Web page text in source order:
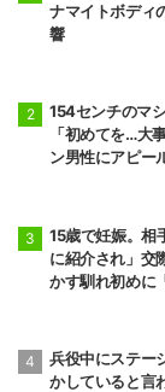
ナマイトボディ
響
154センチのマ
「初めてを…大
ン男性にアピー
15歳で妊娠。相
に紹介され」交
かす馴れ初めに
兵役中にステー
かしていると言